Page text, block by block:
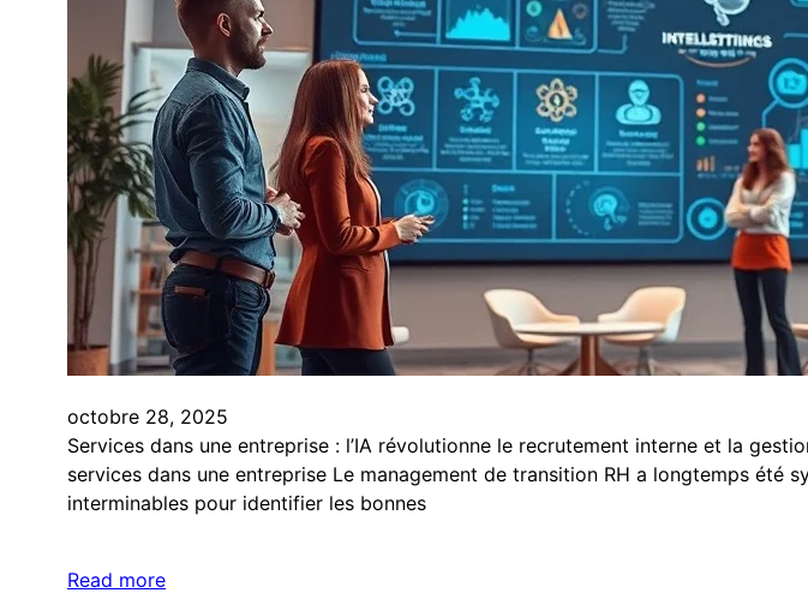
octobre 28, 2025
Services dans une entreprise : l’IA révolutionne le recrutement interne et la
services dans une entreprise Le management de transition RH a longtemps
interminables pour identifier les bonnes
Read more